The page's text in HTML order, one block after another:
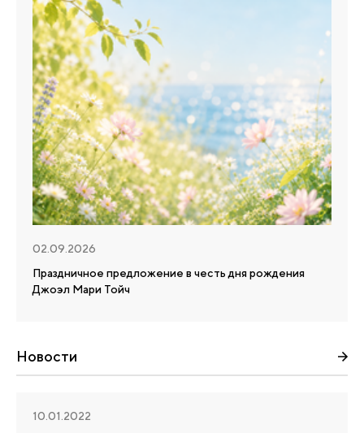
02.09.2026
Праздничное предложение в честь дня рождения
Джоэл Мари Тойч
Новости
10.01.2022